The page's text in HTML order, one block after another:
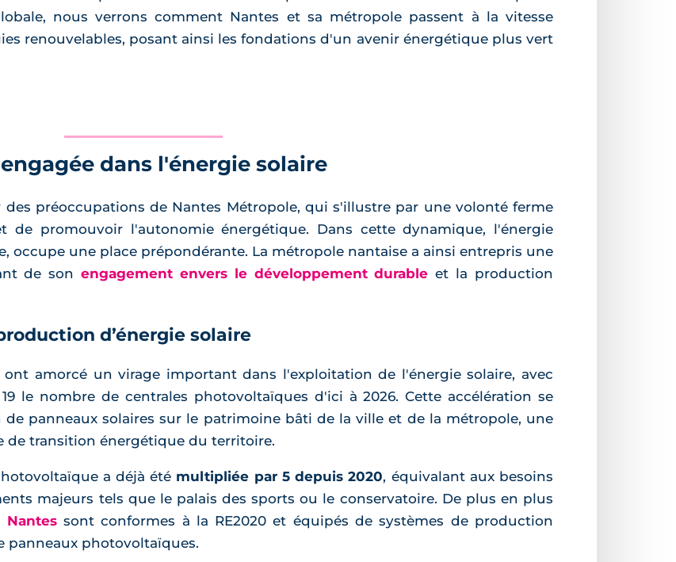
nous verrons comment Nantes et sa métropole passent à la vitesse
renouvelables, posant ainsi les fondations d'un avenir énergétique plus vert
dans l'énergie solaire
préoccupations de Nantes Métropole, qui s'illustre par une volonté ferme
de promouvoir l'autonomie énergétique. Dans cette dynamique, l'énergie
occupe une place prépondérante. La métropole nantaise a ainsi entrepris une
de sonengagement envers le développement durable et la production
d’énergie solaire
amorcé un virage important dans l'exploitation de l'énergie solaire, avec
le nombre de centrales photovoltaïques d'ici à 2026. Cette accélération se
panneaux solaires sur le patrimoine bâti de la ville et de la métropole, une
de transition énergétique du territoire.
a déjà été multipliée par 5 depuis 2020, équivalant aux besoins
majeurs tels que le palais des sports ou le conservatoire. De plus en plus
Nantessont conformes à la RE2020 et équipés de systèmes de production
panneaux photovoltaïques.